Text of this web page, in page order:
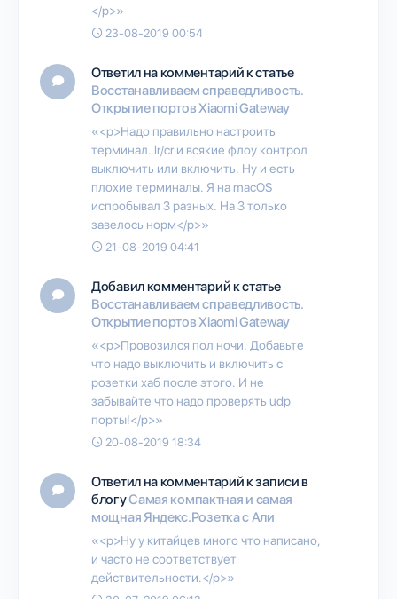
</p>»
23-08-2019 00:54
Ответил на комментарий к статье
Восстанавливаем справедливость.
Открытие портов Xiaomi Gateway
«<p>Надо правильно настроить
терминал. lr/cr и всякие флоу контрол
выключить или включить. Ну и есть
плохие терминалы. Я на macOS
испробывал 3 разных. На 3 только
завелось норм</p>»
21-08-2019 04:41
Добавил комментарий к статье
Восстанавливаем справедливость.
Открытие портов Xiaomi Gateway
«<p>Провозился пол ночи. Добавьте
что надо выключить и включить с
розетки хаб после этого. И не
забывайте что надо проверять udp
порты!</p>»
20-08-2019 18:34
Ответил на комментарий к записи в
блогуСамая компактная и самая
мощная Яндекс.Розетка с Али
«<p>Ну у китайцев много что написано,
и часто не соответствует
действительности.</p>»